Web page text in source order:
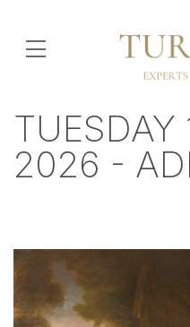
TUESDAY
2026 -